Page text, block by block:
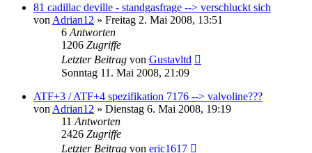
81 cadillac deville - standgasfrage --> verschluckt sich
von Adrian12 » Freitag 2. Mai 2008, 13:51
6 Antworten
1206 Zugriffe
Letzter Beitrag von Gustavltd
Sonntag 11. Mai 2008, 21:09
ATF+3 / ATF+4 spezifikation 7176 --> valvoline???
von Adrian12 » Dienstag 6. Mai 2008, 19:19
11 Antworten
2426 Zugriffe
Letzter Beitrag von eric1617